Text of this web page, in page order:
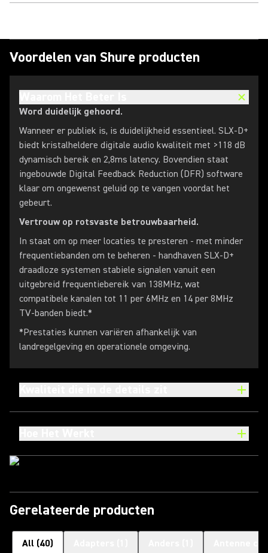
Voordelen van Shure producten
Word duidelijk gehoord.
Wanneer er publiek is, is duidelijkheid essentieel. SLX-D+
biedt kristalheldere digitale audio kwaliteit met >118 dB
dynamisch bereik en 2,8ms latency. Bovendien staat
ingebouwde Digital Feedback Reduction (DFR) software
klaar om ongewenst geluid op te vangen voordat het
gebeurt.
Vertrouw op rotsvaste betrouwbaarheid.
In staat om op meer locaties te presteren - met minder
frequentiebanden om te beheren - handhaven SLX-D+
draadloze systemen stabiele signalen vanuit een
uitgebreid frequentiebereik van 138MHz, wat
compatibele kanalen tot 11 per 6MHz en 14 per 8MHz
TV-banden biedt.*
*Prestaties kunnen variëren afhankelijk van
landregelgeving en operationele omgeving.
Gerelateerde producten
All (40)